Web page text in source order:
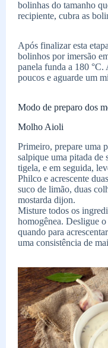
bolinhas do tamanho
recipiente, cubra as
Após finalizar esta
bolinhos por imersão
panela funda a 180
poucos e aguarde um
Modo de preparo dos
Molho Aioli
Primeiro, prepare uma
salpique uma pitada de
tigela, e em seguida,
Philco e acrescente
suco de limão, duas
mostarda dijon.
Misture todos os
homogênea. Desligue
quando para
uma consistência de